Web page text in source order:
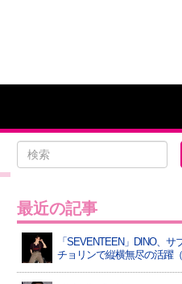
最近の記事
「SEVENTEEN」DINO、サ
チョリンで縦横無尽の活躍（